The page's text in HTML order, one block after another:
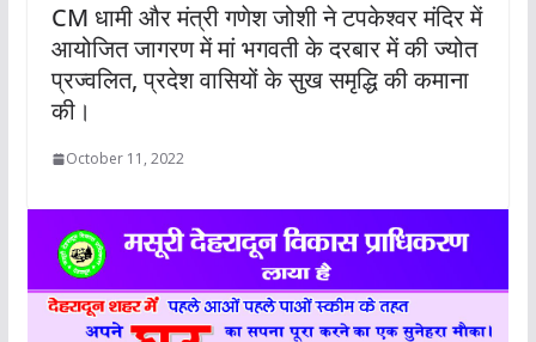
CM धामी और मंत्री गणेश जोशी ने टपकेश्वर मंदिर में
आयोजित जागरण में मां भगवती के दरबार में की ज्योत
प्रज्वलित, प्रदेश वासियों के सुख समृद्धि की कमाना
की।
October 11, 2022